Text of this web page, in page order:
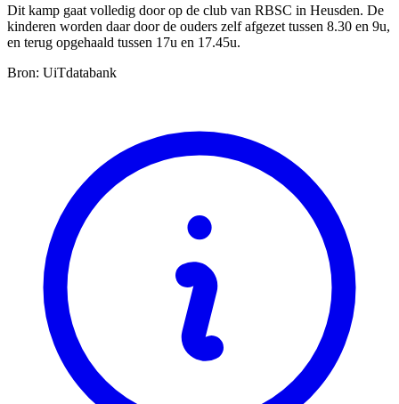
Dit kamp gaat volledig door op de club van RBSC in Heusden. De
kinderen worden daar door de ouders zelf afgezet tussen 8.30 en 9u,
en terug opgehaald tussen 17u en 17.45u.
Bron: UiTdatabank